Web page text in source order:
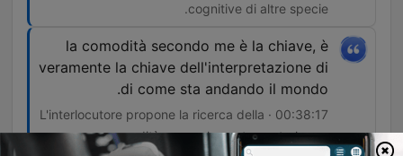
cognitive di altre specie.
la comodità secondo me è la chiave, è
veramente la chiave dell'interpretazione di
di come sta andando il mondo.
00:38:17 · L'interlocutore propone la ricerca della
comodità come elemento centrale per